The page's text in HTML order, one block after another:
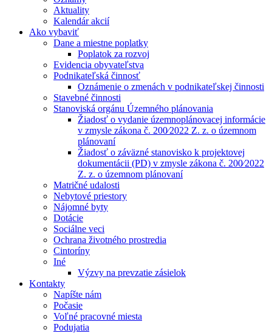
Aktuality
Kalendár akcií
Ako vybaviť
Dane a miestne poplatky
Poplatok za rozvoj
Evidencia obyvateľstva
Podnikateľská činnosť
Oznámenie o zmenách v podnikateľskej činnosti
Stavebné činnosti
Stanoviská orgánu Územného plánovania
Žiadosť o vydanie územnoplánovacej informácie
v zmysle zákona č. 200⁄2022 Z. z. o územnom
plánovaní
Žiadosť o záväzné stanovisko k projektovej
dokumentácii (PD) v zmysle zákona č. 200⁄2022
Z. z. o územnom plánovaní
Matričné udalosti
Nebytové priestory
Nájomné byty
Dotácie
Sociálne veci
Ochrana životného prostredia
Cintoríny
Iné
Výzvy na prevzatie zásielok
Kontakty
Napíšte nám
Počasie
Voľné pracovné miesta
Podujatia